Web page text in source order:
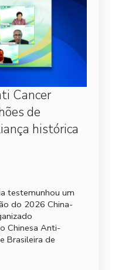
Cancer
de
histórica
testemunhou um
do 2026 China-
Chinesa Anti-
Brasileira de